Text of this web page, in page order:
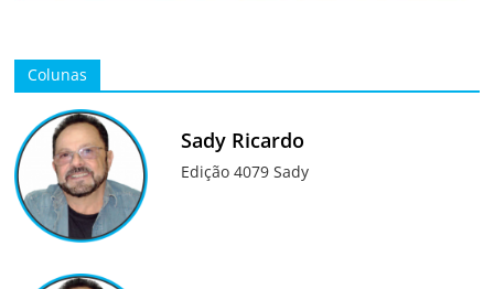
Colunas
Sady Ricardo
Edição 4079 Sady